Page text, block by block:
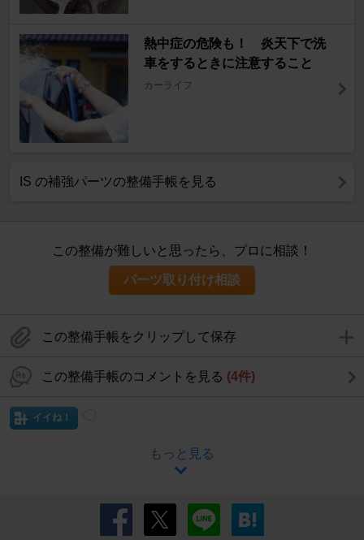
熱中症の危険も！ 炎天下で洗
車をするときに注意すること
カーライフ
IS の補強パーツの整備手帳を見る
この整備が難しいと思ったら、プロに相談！
パーツ取り付け相談
この整備手帳をクリップして保存
この整備手帳のコメントを見る (4件)
イイね！
もっと見る